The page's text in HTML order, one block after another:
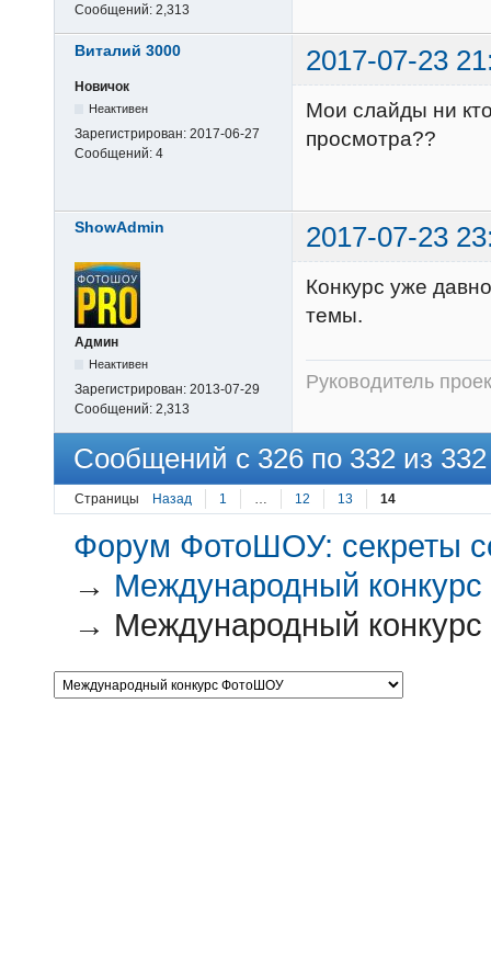
Сообщений: 2,313
Виталий 3000 2017-07-23
Новичок
Неактивен
Зарегистрирован: 2017-06-27
Сообщений: 4
Мои слайды ни
просмотра??
ShowAdmin 2017-07-23
Админ
Неактивен
Зарегистрирован: 2013-07-29
Сообщений: 2,313
Конкурс уже
темы.
Руководитель
Сообщений с 326 по 332 из 332
Страницы Назад 1 12 13 14
Форум ФотоШОУ: секреты
→ Международный
→ Международный